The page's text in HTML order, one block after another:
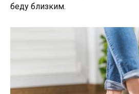
беду близким.